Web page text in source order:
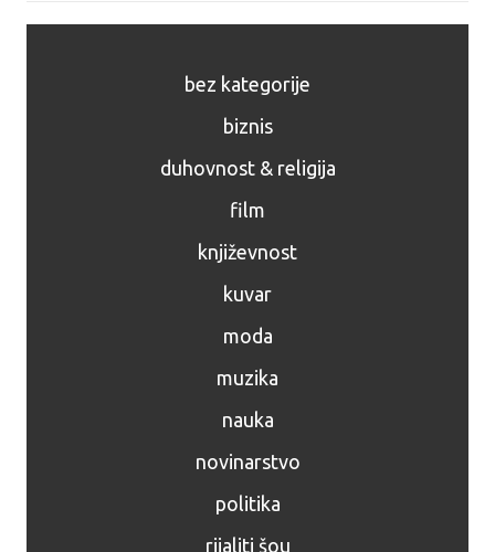
bez kategorije
biznis
duhovnost & religija
film
književnost
kuvar
moda
muzika
nauka
novinarstvo
politika
rijaliti šou